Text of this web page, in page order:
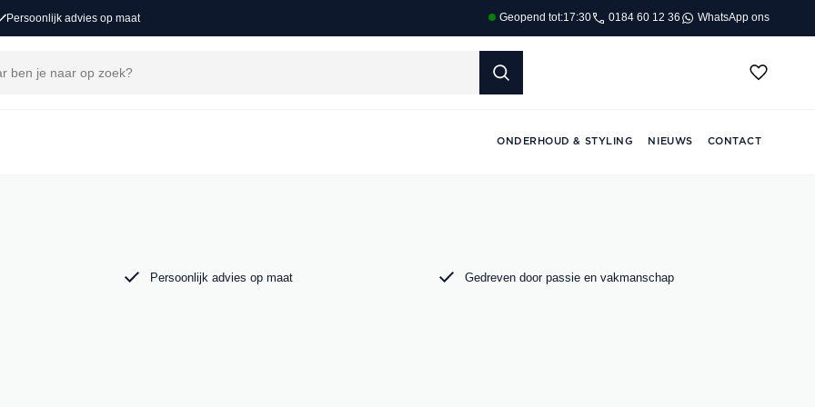
Persoonlijk advies op maat Geopend tot:17:30 0184 60 12 36 WhatsApp ons
ONDERHOUD & STYLING NIEUWS CONTACT
Auto vind je een zorgvuldig
de krachtige Audi RS6. Bekijk ons aanbod
Persoonlijk advies op maat Gedreven door passie en vakmanschap